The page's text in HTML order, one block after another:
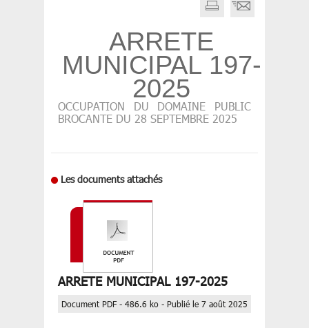
ARRETE
MUNICIPAL 197-
2025
OCCUPATION DU DOMAINE PUBLIC
BROCANTE DU 28 SEPTEMBRE 2025
Les documents attachés
ARRETE MUNICIPAL 197-2025
Document PDF - 486.6 ko - Publié le 7 août 2025